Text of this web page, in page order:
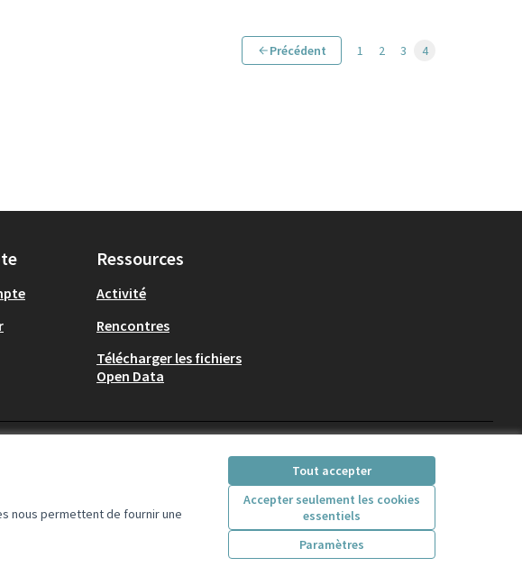
nous permettent de fournir une
Tout accepter
Accepter seulement les cookies
essentiels
Paramètres
Précédent 1 2 3 4
Ressources
Activité
Rencontres
Télécharger les fichiers
Open Data
(Lien externe)
(Lien externe)(Lien externe)(Lien externe)
Licence Creative
(Lien externe)